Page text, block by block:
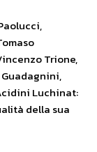
Trione,
Luchinat:
della sua